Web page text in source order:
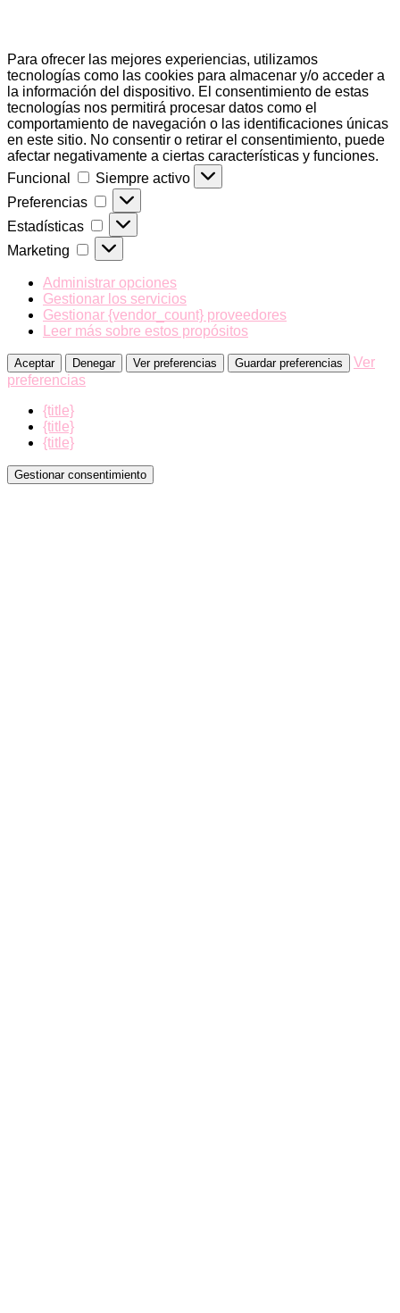
Para ofrecer las mejores experiencias, utilizamos
tecnologías como las cookies para almacenar y/o acceder a
la información del dispositivo. El consentimiento de estas
tecnologías nos permitirá procesar datos como el
comportamiento de navegación o las identificaciones únicas
en este sitio. No consentir o retirar el consentimiento, puede
afectar negativamente a ciertas características y funciones.
Funcional
Funcional
Siempre activo
Preferencias
Preferencias
Estadísticas Estadísticas
Marketing Marketing
Administrar opciones
Gestionar los servicios
Gestionar {vendor_count} proveedores
Leer más sobre estos propósitos
Aceptar Denegar Ver preferencias Guardar preferencias
Ver
preferencias
{title}
{title}
{title}
Gestionar consentimiento